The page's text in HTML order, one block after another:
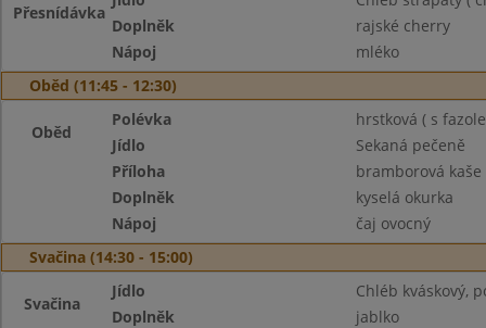
Přesnídávka
Doplněk
rajské cherry
Nápoj
mléko
Oběd (11:45 - 12:30)
Oběd
Polévka
hrstková ( s
Jídlo
Sekaná pečeně
Příloha
bramborová kaše
Doplněk
kyselá okurka
Nápoj
čaj ovocný
Svačina (14:30 - 15:00)
Svačina
Jídlo
Chléb kváskový,
Doplněk
jablko